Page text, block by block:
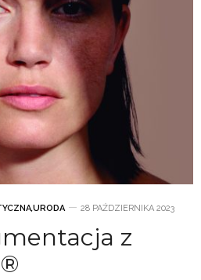
,URODA 28 PAŹDZIERNIKA 2023
z